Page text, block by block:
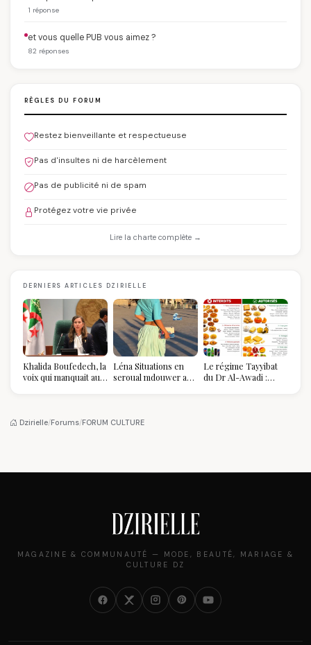
1 réponse
et vous quelle PUB vous aimez ?
82 réponses
RÈGLES DU FORUM
Restez bienveillante et respectueuse
Pas d'insultes ni de harcèlement
Pas de publicité ni de spam
Protégez votre vie privée
Lire la charte complète →
DERNIERS ARTICLES DZIRIELLE
Khalida Boufedech, la
voix qui manquait au
Léna Situations en
seroual mdouwer au
pièce mode de l'été
Le régime Tayyibat
du Dr Al-Awadi :
Dzirielle/Forums/FORUM CULTURE
MAGAZINE & COMMUNAUTÉ — MODE, BEAUTÉ, MARIAGE &
CULTURE DZ